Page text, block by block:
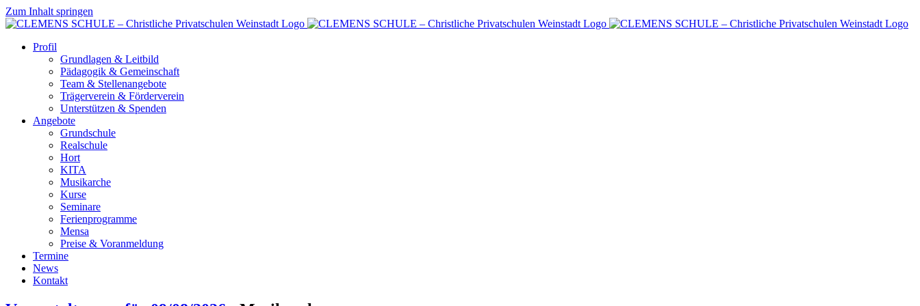
Zum Inhalt springen
Profil
Grundlagen & Leitbild
Pädagogik & Gemeinschaft
Team & Stellenangebote
Trägerverein & Förderverein
Unterstützen & Spenden
Angebote
Grundschule
Realschule
Hort
KITA
Musikarche
Kurse
Seminare
Ferienprogramme
Mensa
Preise & Voranmeldung
Termine
News
Kontakt